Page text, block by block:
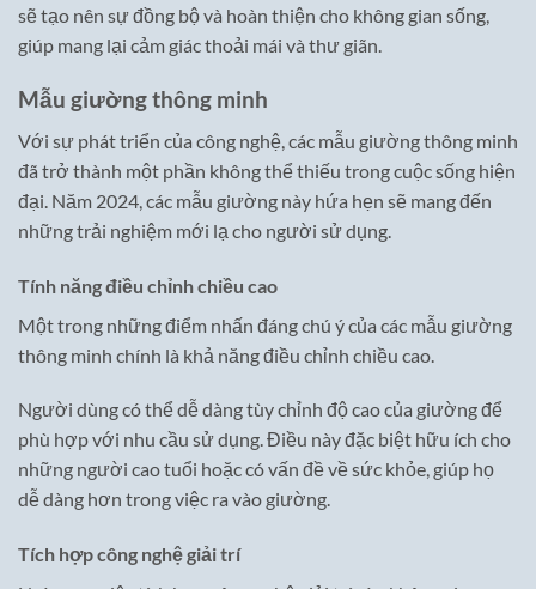
sẽ tạo nên sự đồng bộ và hoàn thiện cho không gian sống,
giúp mang lại cảm giác thoải mái và thư giãn.
Mẫu giường thông minh
Với sự phát triển của công nghệ, các mẫu giường thông minh
đã trở thành một phần không thể thiếu trong cuộc sống hiện
đại. Năm 2024, các mẫu giường này hứa hẹn sẽ mang đến
những trải nghiệm mới lạ cho người sử dụng.
Tính năng điều chỉnh chiều cao
Một trong những điểm nhấn đáng chú ý của các mẫu giường
thông minh chính là khả năng điều chỉnh chiều cao.
Người dùng có thể dễ dàng tùy chỉnh độ cao của giường để
phù hợp với nhu cầu sử dụng. Điều này đặc biệt hữu ích cho
những người cao tuổi hoặc có vấn đề về sức khỏe, giúp họ
dễ dàng hơn trong việc ra vào giường.
Tích hợp công nghệ giải trí